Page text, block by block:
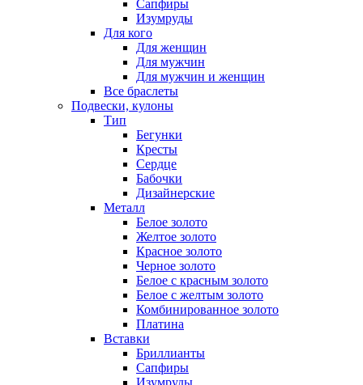
Сапфиры
Изумруды
Для кого
Для женщин
Для мужчин
Для мужчин и женщин
Все браслеты
Подвески, кулоны
Тип
Бегунки
Кресты
Сердце
Бабочки
Дизайнерские
Металл
Белое золото
Желтое золото
Красное золото
Черное золото
Белое с красным золото
Белое с желтым золото
Комбинированное золото
Платина
Вставки
Бриллианты
Сапфиры
Изумруды